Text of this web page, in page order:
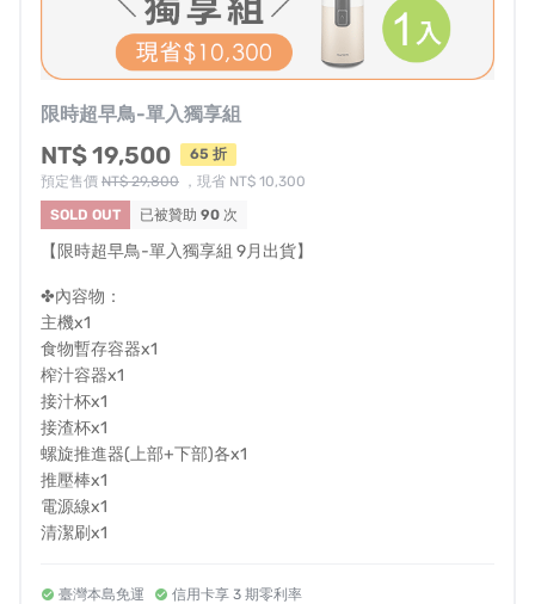
限時超早鳥-單入獨享組
NT$ 19,500
65 折
預定售價 NT$ 29,800 ，現省 NT$ 10,300
SOLD OUT
已被贊助 90 次
【限時超早鳥-單入獨享組 9月出貨】
✤內容物：
主機x1
食物暫存容器x1
榨汁容器x1
接汁杯x1
接渣杯x1
螺旋推進器(上部+下部)各x1
推壓棒x1
電源線x1
清潔刷x1
---------------
臺灣本島免運 信用卡享 3 期零利率